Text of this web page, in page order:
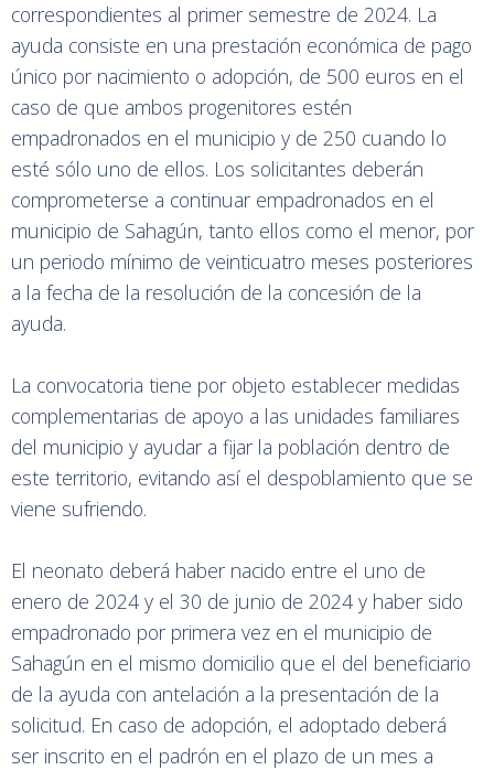
correspondientes al primer semestre de 2024. La
ayuda consiste en una prestación económica de pago
único por nacimiento o adopción, de 500 euros en el
caso de que ambos progenitores estén
empadronados en el municipio y de 250 cuando lo
esté sólo uno de ellos. Los solicitantes deberán
comprometerse a continuar empadronados en el
municipio de Sahagún, tanto ellos como el menor, por
un periodo mínimo de veinticuatro meses posteriores
a la fecha de la resolución de la concesión de la
ayuda.
La convocatoria tiene por objeto establecer medidas
complementarias de apoyo a las unidades familiares
del municipio y ayudar a fijar la población dentro de
este territorio, evitando así el despoblamiento que se
viene sufriendo.
El neonato deberá haber nacido entre el uno de
enero de 2024 y el 30 de junio de 2024 y haber sido
empadronado por primera vez en el municipio de
Sahagún en el mismo domicilio que el del beneficiario
de la ayuda con antelación a la presentación de la
solicitud. En caso de adopción, el adoptado deberá
ser inscrito en el padrón en el plazo de un mes a